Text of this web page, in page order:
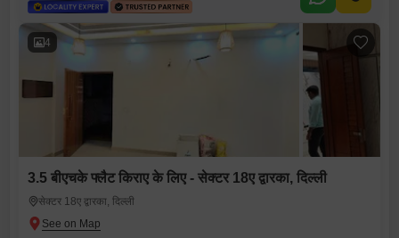
4
3.5 बीएचके फ्लैट किराए के लिए - सेक्टर 18ए द्वारका, दिल्ली
सेक्टर 18ए द्वारका, दिल्ली